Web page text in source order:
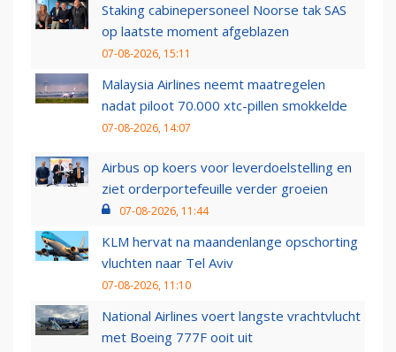
Staking cabinepersoneel Noorse tak SAS
op laatste moment afgeblazen
07-08-2026, 15:11
Malaysia Airlines neemt maatregelen
nadat piloot 70.000 xtc-pillen smokkelde
07-08-2026, 14:07
Airbus op koers voor leverdoelstelling en
ziet orderportefeuille verder groeien
07-08-2026, 11:44
KLM hervat na maandenlange opschorting
vluchten naar Tel Aviv
07-08-2026, 11:10
National Airlines voert langste vrachtvlucht
met Boeing 777F ooit uit